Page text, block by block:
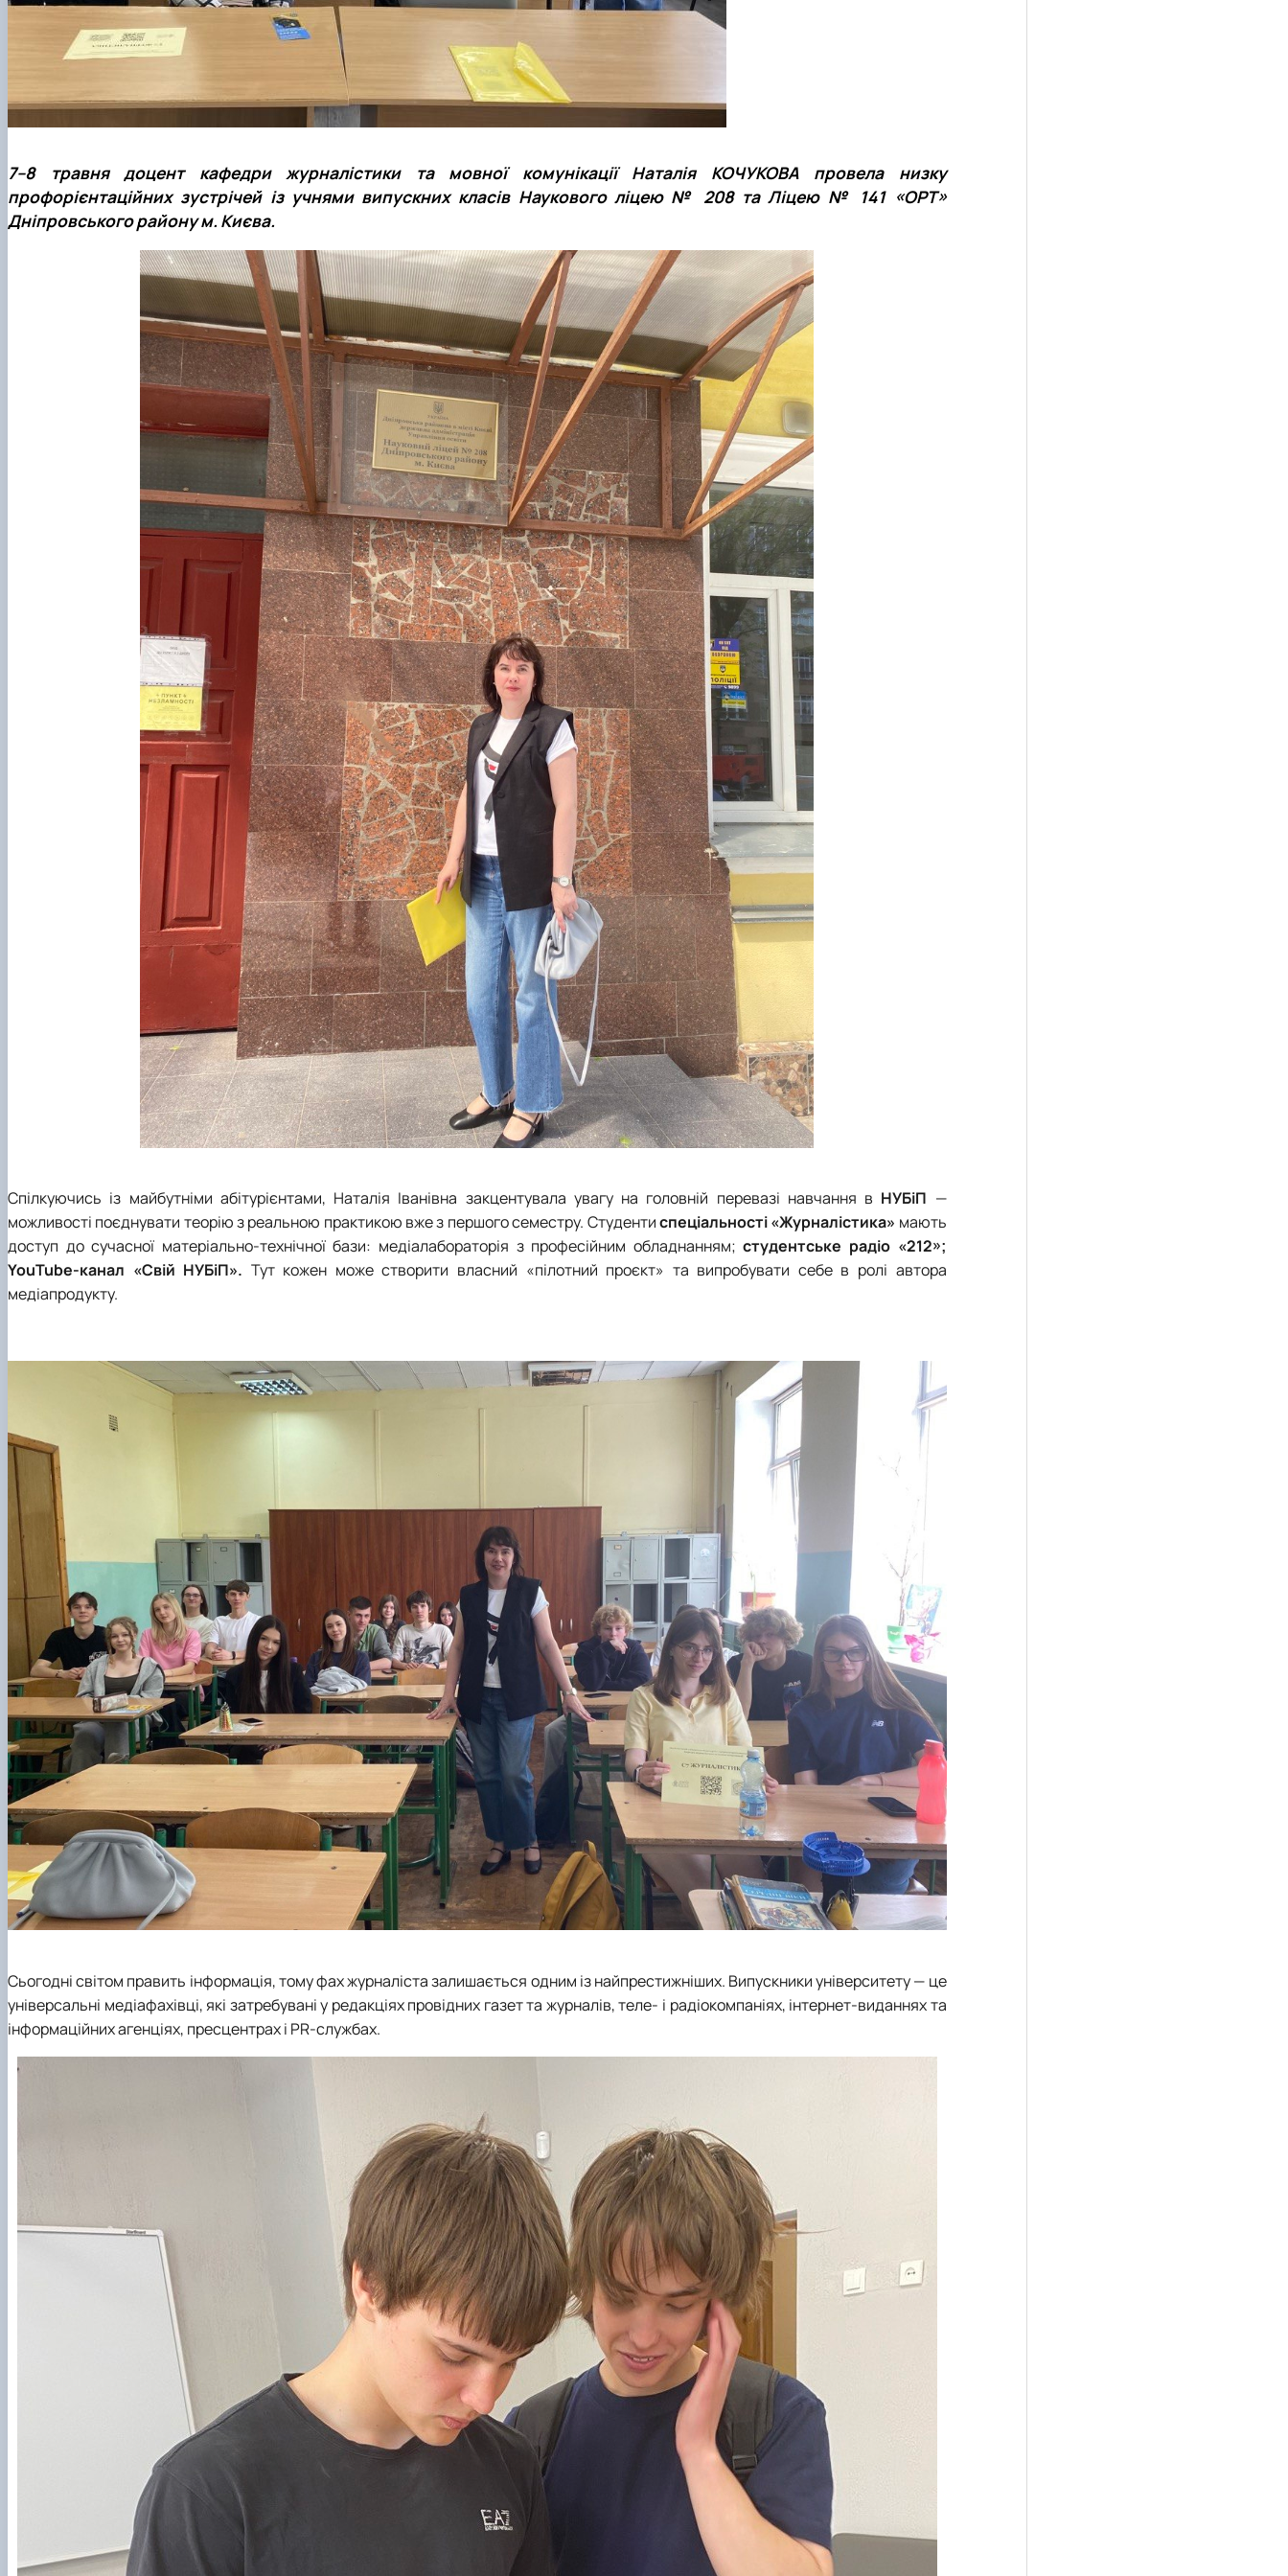
7–8 травня доцент кафедри журналістики та мовної комунікації Наталія КОЧУКОВА провела низку
профорієнтаційних зустрічей із учнями випускних класів Наукового ліцею № 208 та Ліцею № 141 «ОРТ»
Дніпровського району м. Києва.
Спілкуючись із майбутніми абітурієнтами, Наталія Іванівна закцентувала увагу на головній перевазі навчання в НУБіП —
можливості поєднувати теорію з реальною практикою вже з першого семестру. Студентиспеціальності «Журналістика» мають
доступ до сучасної матеріально-технічної бази: медіалабораторія з професійним обладнанням;студентське радіо «212»;
YouTube-канал «Свій НУБіП». Тут кожен може створити власний «пілотний проєкт» та випробувати себе в ролі автора
медіапродукту.
Сьогодні світом править інформація, тому фах журналіста залишається одним із найпрестижніших. Випускники університету — це
універсальні медіафахівці, які затребувані у редакціях провідних газет та журналів, теле- і радіокомпаніях, інтернет-виданнях та
інформаційних агенціях, пресцентрах і PR-службах.